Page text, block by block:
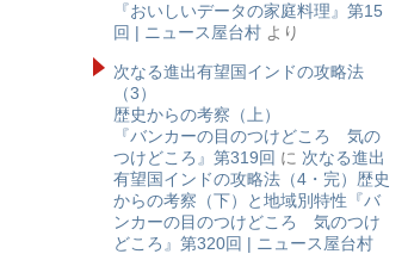
『おいしいデータの家庭料理』第15
回 | ニュース屋台村 より
次なる進出有望国インドの攻略法
（3）
歴史からの考察（上）
『バンカーの目のつけどころ 気の
つけどころ』第319回 に 次なる進出
有望国インドの攻略法（4・完）歴史
からの考察（下）と地域別特性『バ
ンカーの目のつけどころ 気のつけ
どころ』第320回 | ニュース屋台村